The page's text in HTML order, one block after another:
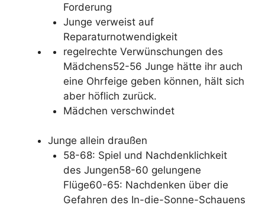
Forderung
Junge verweist auf
Reparaturnotwendigkeit
regelrechte Verwünschungen des
Mädchens52-56 Junge hätte ihr auch
eine Ohrfeige geben können, hält sich
aber höflich zurück.
Mädchen verschwindet
Junge allein draußen
58-68: Spiel und Nachdenklichkeit
des Jungen58-60 gelungene
Flüge60-65: Nachdenken über die
Gefahren des In-die-Sonne-Schauens